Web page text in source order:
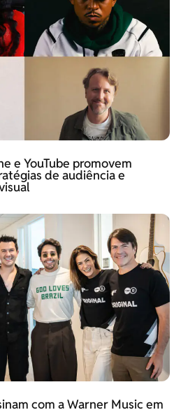
e YouTube promovem
de audiência e
com a Warner Music em